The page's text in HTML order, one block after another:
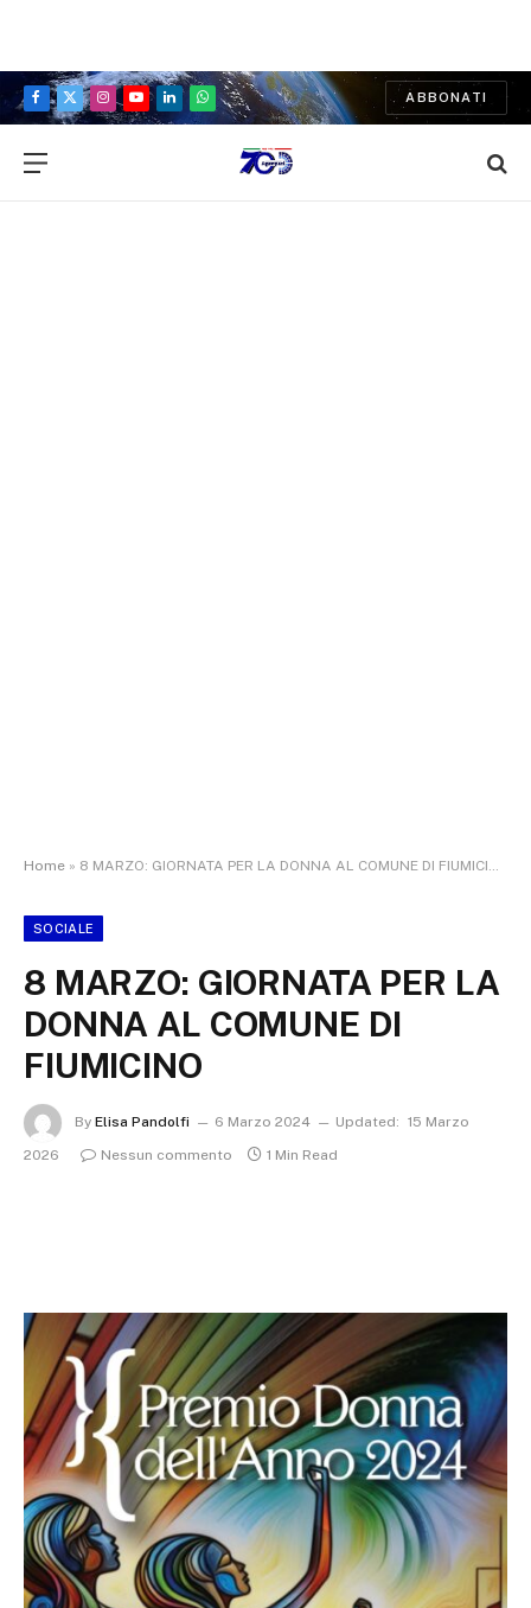
Facebook
X
Instagram
YouTubeLinkedInWhatsApp
ABBONATI
Home » 8 MARZO: GIORNATA PER LA DONNA AL COMUNE DI FIUMICINO
SOCIALE
8 MARZO: GIORNATA PER LA
DONNA AL COMUNE DI
FIUMICINO
By Elisa Pandolfi 6 Marzo 2024 Updated: 15 Marzo
2026
Nessun commento 1 Min Read